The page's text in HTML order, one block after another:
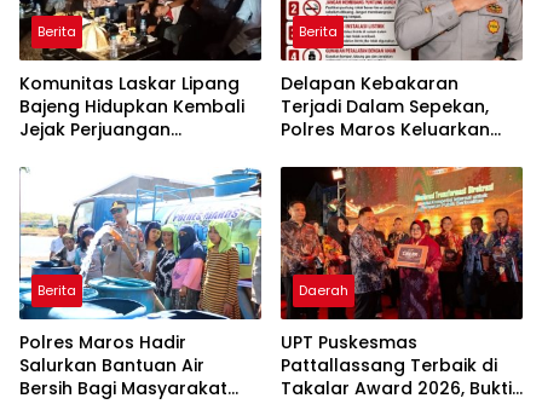
Berita
Komunitas Laskar Lipang
Bajeng Hidupkan Kembali
Jejak Perjuangan
Wabup Takalar: Apresiasi
Bahwa Sejarah Adalah
Warisan yang Tak Ternilai”.
Berita
Delapan Kebakaran
Terjadi Dalam Sepekan,
Polres Maros Keluarkan
Masyarakat
Berita
Polres Maros Hadir
Salurkan Bantuan Air
Bersih Bagi Masyarakat
Daerah
UPT Puskesmas
Pattallassang Terbaik di
Takalar Award 2026, Bukti